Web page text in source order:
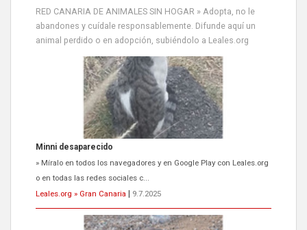
RED CANARIA DE ANIMALES SIN HOGAR » Adopta, no le
abandones y cuídale responsablemente. Difunde aquí un
animal perdido o en adopción, subiéndolo a Leales.org
Minni desaparecido
» Míralo en todos los navegadores y en Google Play con Leales.org
o en todas las redes sociales c...
Leales.org » Gran Canaria
9.7.2025